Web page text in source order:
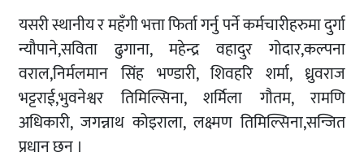
यसरी स्थानीय र महँगी भत्ता फिर्ता गर्नु पर्ने कर्मचारीहरुमा दुर्गा
न्यौपाने,सविता ढुगाना, महेन्द्र वहादुर गोदार,कल्पना
वराल,निर्मलमान सिंह भण्डारी, शिवहरि शर्मा, ध्रुवराज
भट्टराई,भुवनेश्वर तिमिल्सिना, शर्मिला गौतम, रामणि
अधिकारी, जगन्नाथ कोइराला, लक्ष्मण तिमिल्सिना,सन्जित
प्रधान छन ।